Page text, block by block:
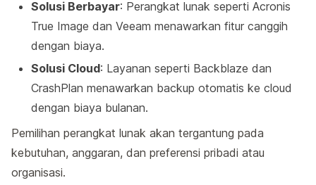
Solusi Berbayar: Perangkat lunak seperti Acronis
True Image dan Veeam menawarkan fitur canggih
dengan biaya.
Solusi Cloud: Layanan seperti Backblaze dan
CrashPlan menawarkan backup otomatis ke cloud
dengan biaya bulanan.
Pemilihan perangkat lunak akan tergantung pada
kebutuhan, anggaran, dan preferensi pribadi atau
organisasi.